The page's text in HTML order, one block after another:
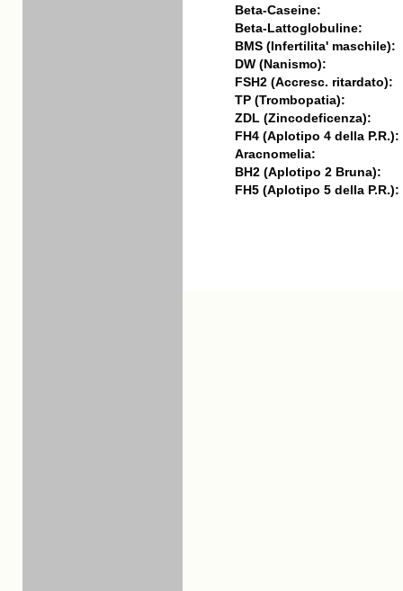
Beta-Caseine:
Beta-Lattoglobuline:
BMS (Infertilita' maschile):
DW (Nanismo):
FSH2 (Accresc. ritardato):
TP (Trombopatia):
ZDL (Zincodeficenza):
FH4 (Aplotipo 4 della P.R.):
Aracnomelia:
BH2 (Aplotipo 2 Bruna):
FH5 (Aplotipo 5 della P.R.):